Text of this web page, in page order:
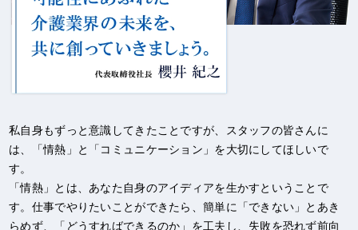
私自身もずっと意識してきたことですが、スタッフの皆さんに
は、「情熱」と「コミュニケーション」を大切にしてほしいで
す。
「情熱」とは、あなた自身のアイディアを生かすということで
す。仕事でやりたいことができたら、簡単に「できない」とあき
らめず、「どうすればできるのか」を工夫し、失敗を恐れず前向